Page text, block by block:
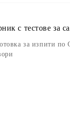
с тестове за
за изпити по